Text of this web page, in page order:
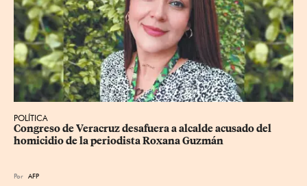
POLÍTICA
Congreso de Veracruz desafuera a alcalde acusado del
homicidio de la periodista Roxana Guzmán
Por AFP